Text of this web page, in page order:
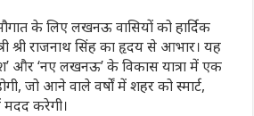
के लिए लखनऊ वासियों को हार्दिक
श्री राजनाथ सिंह का हृदय से आभार। यह
और ‘नए लखनऊ’ के विकास यात्रा में एक
जो आने वाले वर्षों में शहर को स्मार्ट,
मदद करेगी।